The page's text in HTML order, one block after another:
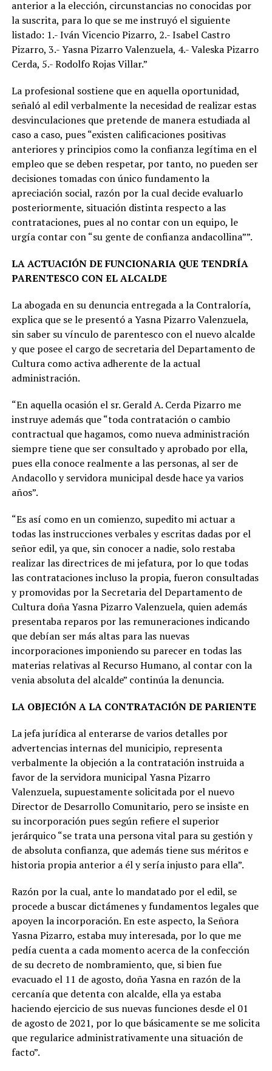
anterior a la elección, circunstancias no conocidas por
la suscrita, para lo que se me instruyó el siguiente
listado: 1.- Iván Vicencio Pizarro, 2.- Isabel Castro
Pizarro, 3.- Yasna Pizarro Valenzuela, 4.- Valeska Pizarro
Cerda, 5.- Rodolfo Rojas Villar.”
La profesional sostiene que en aquella oportunidad,
señaló al edil verbalmente la necesidad de realizar estas
desvinculaciones que pretende de manera estudiada al
caso a caso, pues “existen calificaciones positivas
anteriores y principios como la confianza legítima en el
empleo que se deben respetar, por tanto, no pueden ser
decisiones tomadas con único fundamento la
apreciación social, razón por la cual decide evaluarlo
posteriormente, situación distinta respecto a las
contrataciones, pues al no contar con un equipo, le
urgía contar con “su gente de confianza andacollina””.
LA ACTUACIÓN DE FUNCIONARIA QUE TENDRÍA
PARENTESCO CON ELALCALDE
La abogada en su denuncia entregada a la Contraloría,
explica que se le presentó a Yasna Pizarro Valenzuela,
sin saber su vínculo de parentesco con el nuevo alcalde
y que posee el cargo de secretaria del Departamento de
Cultura como activa adherente de la actual
administración.
“En aquella ocasión el sr. Gerald A. Cerda Pizarro me
instruye además que “toda contratación o cambio
contractual que hagamos, como nueva administración
siempre tiene que ser consultado y aprobado por ella,
pues ella conoce realmente a las personas, al ser de
Andacollo y servidora municipal desde hace ya varios
años”.
“Es así como en un comienzo, supedito mi actuar a
todas las instrucciones verbales y escritas dadas por el
señor edil, ya que, sin conocer a nadie, solo restaba
realizar las directrices de mi jefatura, por lo que todas
las contrataciones incluso la propia, fueron consultadas
y promovidas por la Secretaria del Departamento de
Cultura doña Yasna Pizarro Valenzuela, quien además
presentaba reparos por las remuneraciones indicando
que debían ser más altas para las nuevas
incorporaciones imponiendo su parecer en todas las
materias relativas al Recurso Humano, al contar con la
venia absoluta del alcalde” continúa la denuncia.
LA OBJECIÓN A LA CONTRATACIÓN DE PARIENTE
La jefa jurídica al enterarse de varios detalles por
advertencias internas del municipio, representa
verbalmente la objeción a la contratación instruida a
favor de la servidora municipal Yasna Pizarro
Valenzuela, supuestamente solicitada por el nuevo
Director de Desarrollo Comunitario, pero se insiste en
su incorporación pues según refiere el superior
jerárquico “se trata una persona vital para su gestión y
de absoluta confianza, que además tiene sus méritos e
historia propia anterior a él y sería injusto para ella”.
Razón por la cual, ante lo mandatado por el edil, se
procede a buscar dictámenes y fundamentos legales que
apoyen la incorporación. En este aspecto, la Señora
Yasna Pizarro, estaba muy interesada, por lo que me
pedía cuenta a cada momento acerca de la confección
de su decreto de nombramiento, que, si bien fue
evacuado el 11 de agosto, doña Yasna en razón de la
cercanía que detenta con alcalde, ella ya estaba
haciendo ejercicio de sus nuevas funciones desde el 01
de agosto de 2021, por lo que básicamente se me solicita
que regularice administrativamente una situación de
facto”.